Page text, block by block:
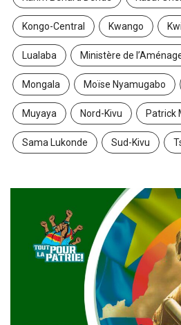
Kongo-Central Kwango
Lualaba Ministère de
Mongala Moïse Nyamugabo
Muyaya Nord-Kivu Patrick
Sama Lukonde Sud-Kivu